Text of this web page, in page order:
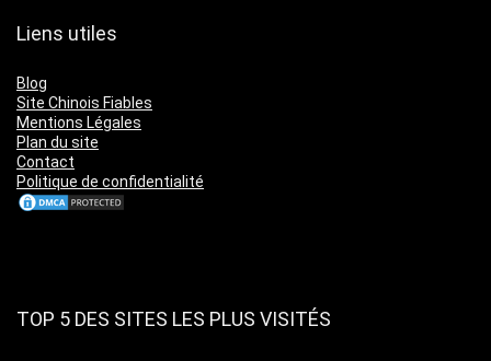
Liens utiles
Blog
Site Chinois Fiables
Mentions Légales
Plan du site
Contact
Politique de confidentialité
TOP 5 DES SITES LES PLUS VISITÉS